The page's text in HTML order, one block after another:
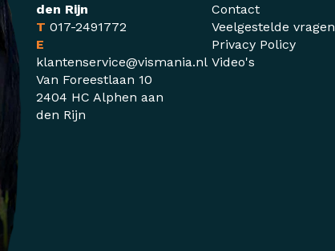
den Rijn
T 017-2491772
E
klantenservice@vismania.nl
Van Foreestlaan 10
2404 HC Alphen aan
den Rijn
Contact
Veelgestelde vragen
Privacy Policy
Video's